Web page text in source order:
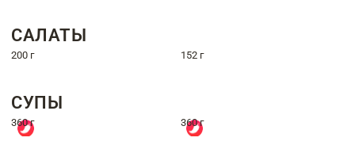
САЛАТЫ
200 г 152 г
СУПЫ
360 г 360 г